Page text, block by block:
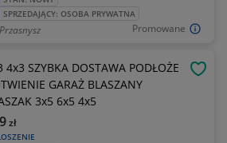
Promowane
SPRZEDAJĄCY: OSOBA PRYWATNA
Przasnysz
4x3 SZYBKA DOSTAWA PODŁOŻE
GARAŻ BLASZANY
3x5 6x5 4x5
zł